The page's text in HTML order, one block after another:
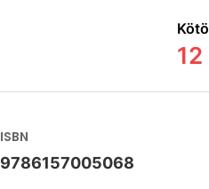
ISBN
9786157005068